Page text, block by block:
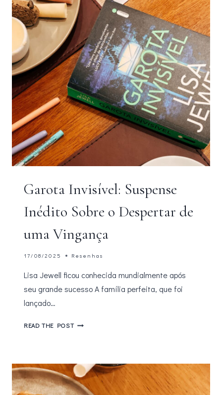
Garota Invisível: Suspense
Inédito Sobre o Despertar de
uma Vingança
17/08/2025 Resenhas
Lisa Jewell ficou conhecida mundialmente após
seu grande sucesso A família perfeita, que foi
lançado…
READ THE POSTGAROTA
SOBRE
O
DESPERTAR